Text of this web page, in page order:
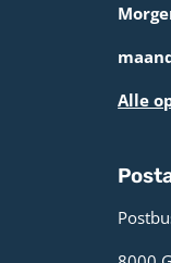
Alle